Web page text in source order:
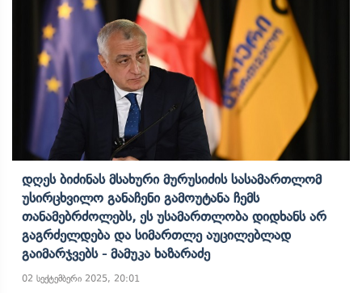
Დღეს Ბიძინას Მსახური Მურუსიძის Სასამართლომ
Უსირცხვილო Განაჩენი Გამოუტანა Ჩემს
Თანამებრძოლებს, Ეს Უსამართლობა Დიდხანს Არ
Გაგრძელდება Და Სიმართლე Აუცილებლად
Გაიმარჯვებს - Მამუკა Ხაზარაძე
02 სექტემბერი 2025, 20:01